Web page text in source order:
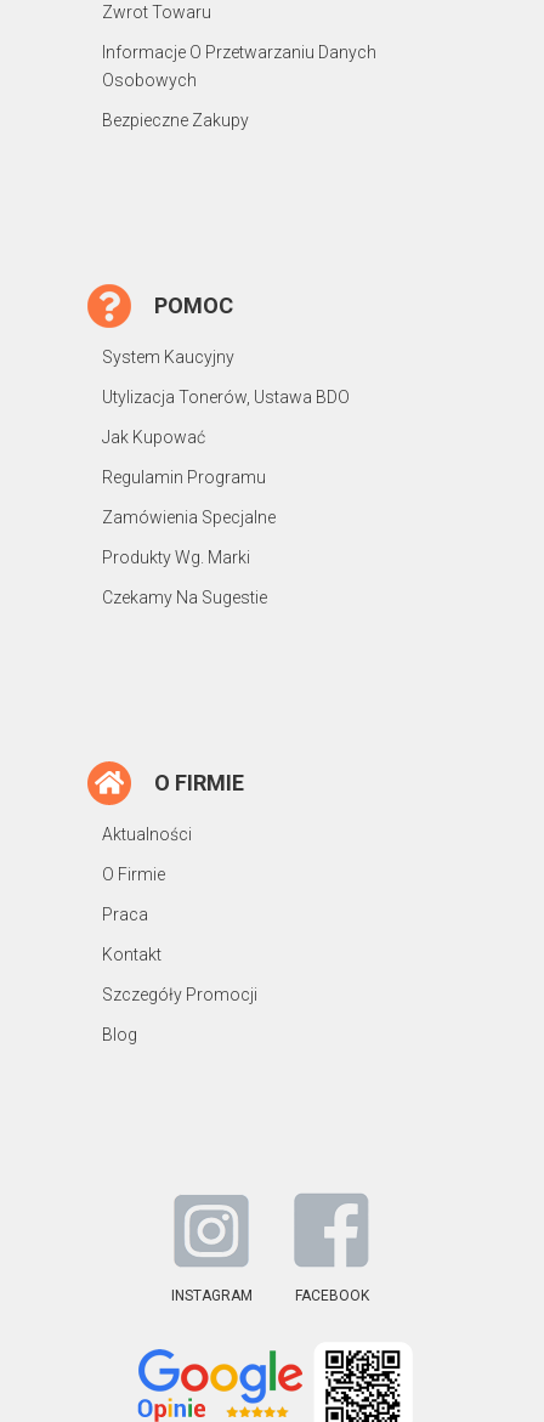
Zwrot Towaru
Informacje O Przetwarzaniu Danych
Osobowych
Bezpieczne Zakupy
POMOC
System Kaucyjny
Utylizacja Tonerów, Ustawa BDO
Jak Kupować
Regulamin Programu
Zamówienia Specjalne
Produkty Wg. Marki
Czekamy Na Sugestie
O FIRMIE
Aktualności
O Firmie
Praca
Kontakt
Szczegóły Promocji
Blog
INSTAGRAM FACEBOOK